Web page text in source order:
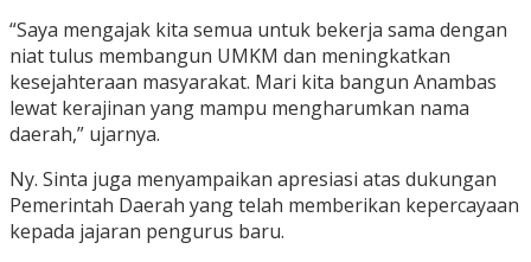
“Saya mengajak kita semua untuk bekerja sama dengan
niat tulus membangun UMKM dan meningkatkan
kesejahteraan masyarakat. Mari kita bangun Anambas
lewat kerajinan yang mampu mengharumkan nama
daerah,” ujarnya.
Ny. Sinta juga menyampaikan apresiasi atas dukungan
Pemerintah Daerah yang telah memberikan kepercayaan
kepada jajaran pengurus baru.